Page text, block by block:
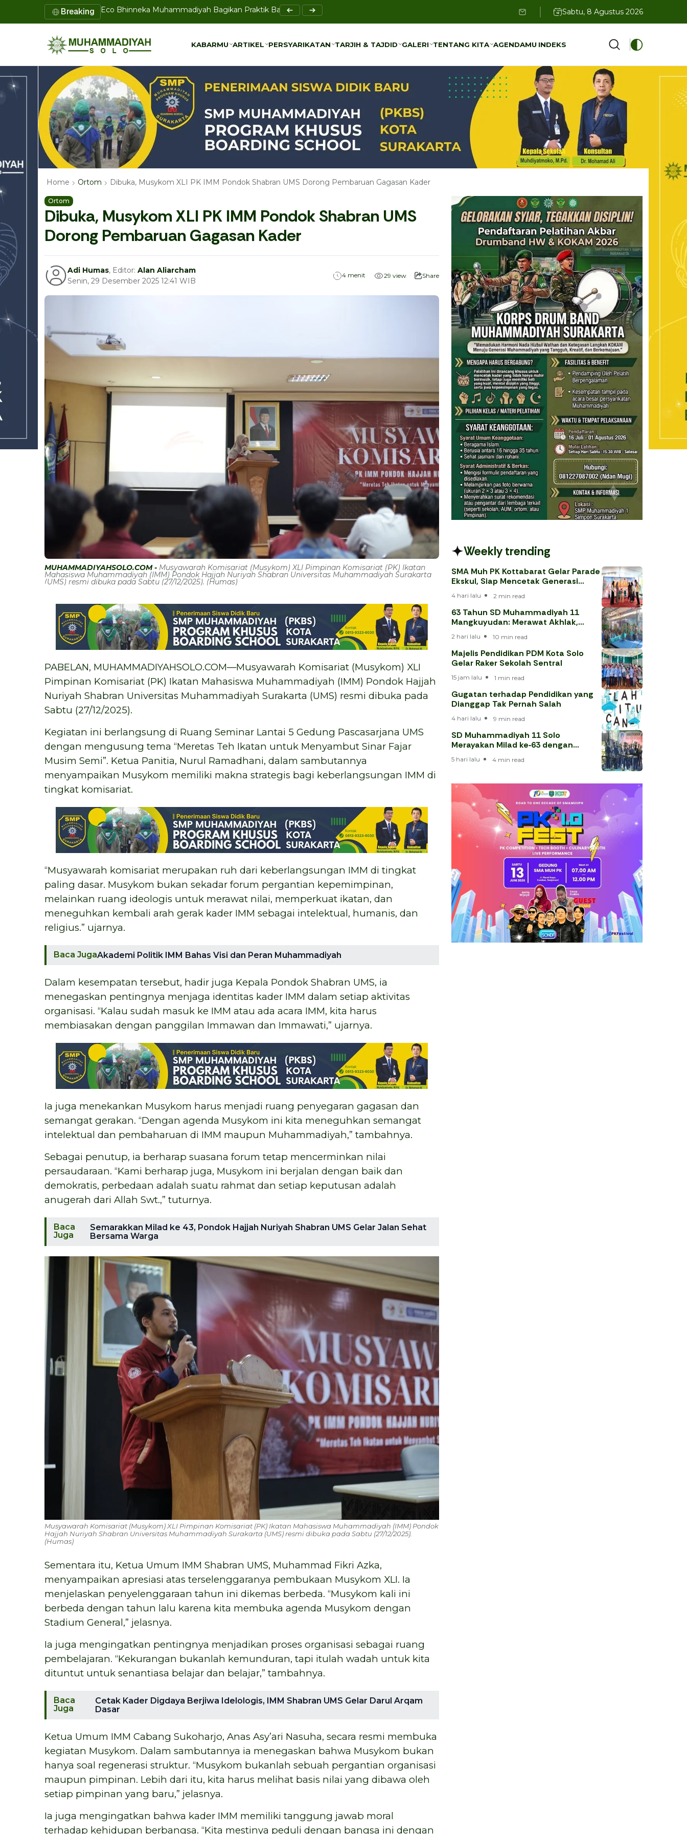
Breaking
Lazismu SD Muhammadiyah PK Solo Perkuat Akses Pendidikan Anak Prasejahtera di Blulukan
Sabtu, 8 Agustus 2026
KABARMU ARTIKEL PERSYARIKATAN TARJIH & TAJDID GALERI TENTANG KITA AGENDAMU INDEKS
Home Ortom Dibuka, Musykom XLI PK IMM Pondok Shabran UMS Dorong Pembaruan Gagasan Kader
Ortom
Dibuka, Musykom XLI PK IMM Pondok Shabran UMS
Dorong Pembaruan Gagasan Kader
Adi Humas, Editor: Alan Aliarcham
Senin, 29 Desember 2025 12:41 WIB
4 menit 29 view Share
MUHAMMADIYAHSOLO.COM - Musyawarah Komisariat (Musykom) XLI Pimpinan Komisariat (PK) Ikatan
Mahasiswa Muhammadiyah (IMM) Pondok Hajjah Nuriyah Shabran Universitas Muhammadiyah Surakarta
(UMS) resmi dibuka pada Sabtu (27/12/2025). (Humas)
PABELAN, MUHAMMADIYAHSOLO.COM—Musyawarah Komisariat (Musykom) XLI
Pimpinan Komisariat (PK) Ikatan Mahasiswa Muhammadiyah (IMM) Pondok Hajjah
Nuriyah Shabran Universitas Muhammadiyah Surakarta (UMS) resmi dibuka pada
Sabtu (27/12/2025).
Kegiatan ini berlangsung di Ruang Seminar Lantai 5 Gedung Pascasarjana UMS
dengan mengusung tema “Meretas Teh Ikatan untuk Menyambut Sinar Fajar
Musim Semi”. Ketua Panitia, Nurul Ramadhani, dalam sambutannya
menyampaikan Musykom memiliki makna strategis bagi keberlangsungan IMM di
tingkat komisariat.
“Musyawarah komisariat merupakan ruh dari keberlangsungan IMM di tingkat
paling dasar. Musykom bukan sekadar forum pergantian kepemimpinan,
melainkan ruang ideologis untuk merawat nilai, memperkuat ikatan, dan
meneguhkan kembali arah gerak kader IMM sebagai intelektual, humanis, dan
religius.” ujarnya.
Baca JugaAkademi Politik IMM Bahas Visi dan Peran Muhammadiyah
Dalam kesempatan tersebut, hadir juga Kepala Pondok Shabran UMS, ia
menegaskan pentingnya menjaga identitas kader IMM dalam setiap aktivitas
organisasi. “Kalau sudah masuk ke IMM atau ada acara IMM, kita harus
membiasakan dengan panggilan Immawan dan Immawati,” ujarnya.
Ia juga menekankan Musykom harus menjadi ruang penyegaran gagasan dan
semangat gerakan. “Dengan agenda Musykom ini kita meneguhkan semangat
intelektual dan pembaharuan di IMM maupun Muhammadiyah,” tambahnya.
Sebagai penutup, ia berharap suasana forum tetap mencerminkan nilai
persaudaraan. “Kami berharap juga, Musykom ini berjalan dengan baik dan
demokratis, perbedaan adalah suatu rahmat dan setiap keputusan adalah
anugerah dari Allah Swt.,” tuturnya.
Baca
Juga
Semarakkan Milad ke 43, Pondok Hajjah Nuriyah Shabran UMS Gelar Jalan Sehat
Bersama Warga
Musyawarah Komisariat (Musykom) XLI Pimpinan Komisariat (PK) Ikatan Mahasiswa Muhammadiyah (IMM) Pondok
Hajjah Nuriyah Shabran Universitas Muhammadiyah Surakarta (UMS) resmi dibuka pada Sabtu (27/12/2025).
(Humas)
Sementara itu, Ketua Umum IMM Shabran UMS, Muhammad Fikri Azka,
menyampaikan apresiasi atas terselenggaranya pembukaan Musykom XLI. Ia
menjelaskan penyelenggaraan tahun ini dikemas berbeda. “Musykom kali ini
berbeda dengan tahun lalu karena kita membuka agenda Musykom dengan
Stadium General,” jelasnya.
Ia juga mengingatkan pentingnya menjadikan proses organisasi sebagai ruang
pembelajaran. “Kekurangan bukanlah kemunduran, tapi itulah wadah untuk kita
dituntut untuk senantiasa belajar dan belajar,” tambahnya.
Baca
Juga
Cetak Kader Digdaya Berjiwa Idelologis, IMM Shabran UMS Gelar Darul Arqam
Dasar
Ketua Umum IMM Cabang Sukoharjo, Anas Asy’ari Nasuha, secara resmi membuka
kegiatan Musykom. Dalam sambutannya ia menegaskan bahwa Musykom bukan
hanya soal regenerasi struktur. “Musykom bukanlah sebuah pergantian organisasi
maupun pimpinan. Lebih dari itu, kita harus melihat basis nilai yang dibawa oleh
setiap pimpinan yang baru,” jelasnya.
Ia juga mengingatkan bahwa kader IMM memiliki tanggung jawab moral
terhadap kehidupan berbangsa. “Kita mestinya peduli dengan bangsa ini dengan
Weekly trending
SMA Muh PK Kottabarat Gelar Parade
Ekskul, Siap Mencetak Generasi
4 hari lalu 2 min read
63 Tahun SD Muhammadiyah 11
Mangkuyudan: Merawat Akhlak,
2 hari lalu 10 min read
Majelis Pendidikan PDM Kota Solo
Gelar Raker Sekolah Sentral
15 jam lalu 1 min read
Gugatan terhadap Pendidikan yang
Dianggap Tak Pernah Salah
4 hari lalu 9 min read
SD Muhammadiyah 11 Solo
Merayakan Milad ke‑63 dengan
5 hari lalu 4 min read